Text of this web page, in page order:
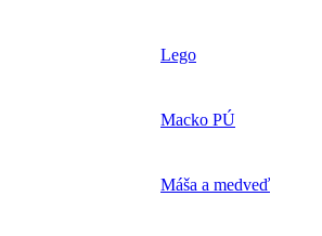
Lego
Macko PÚ
Máša a medveď